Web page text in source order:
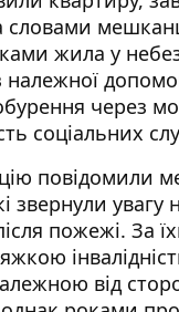
словами
жила у
належної
через
соціальних
повідомили
звернули увагу
пожежі. За
від